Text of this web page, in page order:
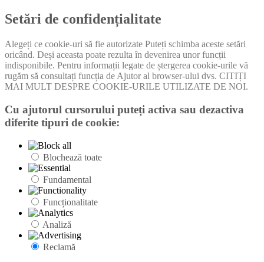
Setări de confidențialitate
Alegeți ce cookie-uri să fie autorizate Puteți schimba aceste setări
oricând. Deși aceasta poate rezulta în devenirea unor funcții
indisponibile. Pentru informații legate de ștergerea cookie-urile vă
rugăm să consultați funcția de Ajutor al browser-ului dvs. CITIȚI
MAI MULT DESPRE COOKIE-URILE UTILIZATE DE NOI.
Cu ajutorul cursorului puteți activa sau dezactiva
diferite tipuri de cookie:
Blochează toate
Fundamental
Funcționalitate
Analiză
Reclamă